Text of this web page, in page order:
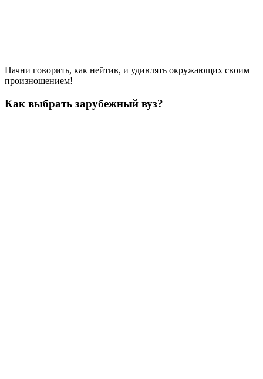
Начни говорить, как нейтив, и удивлять окружающих своим
произношением!
Как выбрать зарубежный вуз?